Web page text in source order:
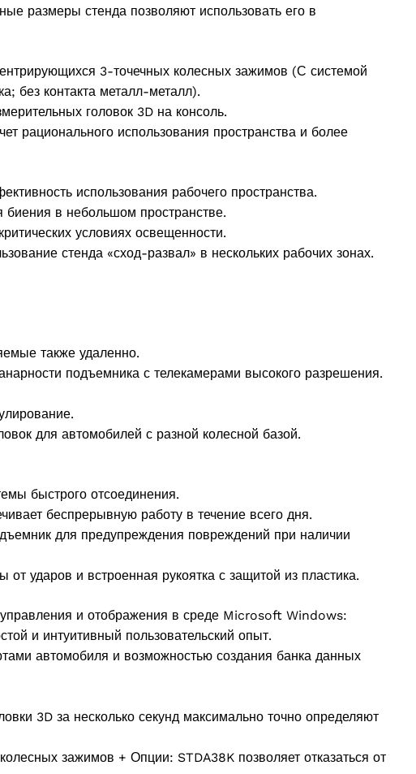
размеры стенда позволяют использовать его в
3-точечных колесных зажимов (С системой
без контакта металл-металл).
головок 3D на консоль.
рационального использования пространства и более
использования рабочего пространства.
в небольшом пространстве.
условиях освещенности.
стенда «сход-развал» в нескольких рабочих зонах.
также удаленно.
подъемника с телекамерами высокого разрешения.
для автомобилей с разной колесной базой.
быстрого отсоединения.
беспрерывную работу в течение всего дня.
для предупреждения повреждений при наличии
ударов и встроенная рукоятка с защитой из пластика.
и отображения в среде Microsoft Windows:
и интуитивный пользовательский опыт.
автомобиля и возможностью создания банка данных
3D за несколько секунд максимально точно определяют
зажимов + Опции: STDA38K позволяет отказаться от